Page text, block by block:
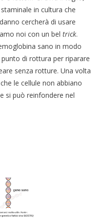
in cultura che
cercherà di usare
noi con un beltrick.
sano in modo
di rottura per riparare
senza rotture. Una volta
le cellule non abbiano
si può reinfondere nel